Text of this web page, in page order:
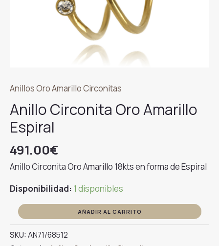
Anillos Oro Amarillo Circonitas
Anillo Circonita Oro Amarillo
Espiral
491.00€
Anillo Circonita Oro Amarillo 18kts en forma de Espiral
Disponibilidad: 1 disponibles
Anillo
Circonita
Oro
AÑADIR AL CARRITO
SKU:AN71/68512